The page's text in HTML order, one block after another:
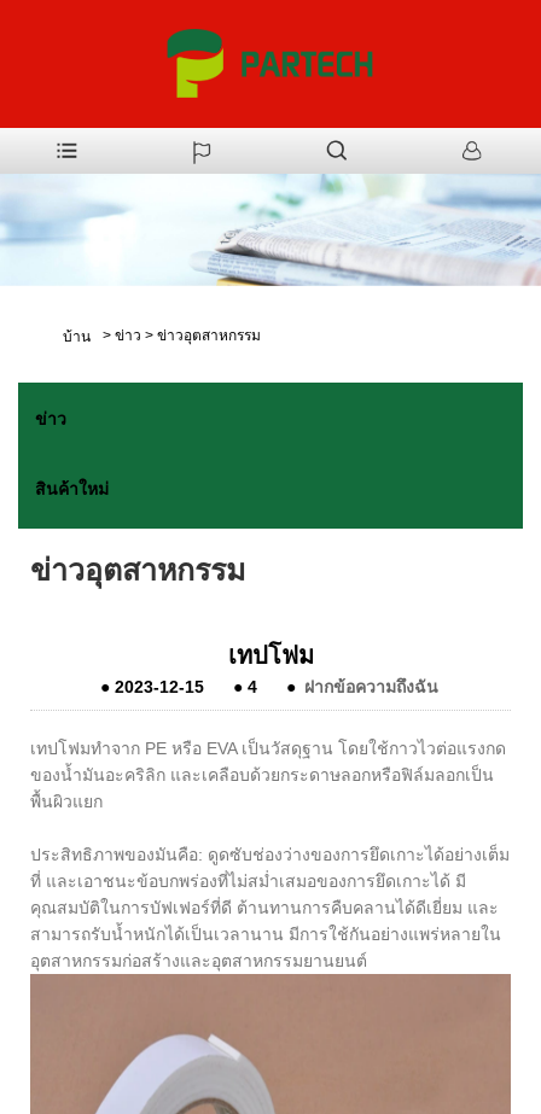
บ้าน > ข่าว > ข่าวอุตสาหกรรม
ข่าว
สินค้าใหม่
ข่าวอุตสาหกรรม
เทปโฟม
● 2023-12-15 ● 4 ● ฝากข้อความถึงฉัน
เทปโฟมทำจาก PE หรือ EVA เป็นวัสดุฐาน โดยใช้กาวไวต่อแรงกด
ของน้ำมันอะคริลิก และเคลือบด้วยกระดาษลอกหรือฟิล์มลอกเป็น
พื้นผิวแยก
ประสิทธิภาพของมันคือ: ดูดซับช่องว่างของการยึดเกาะได้อย่างเต็ม
ที่ และเอาชนะข้อบกพร่องที่ไม่สม่ำเสมอของการยึดเกาะได้ มี
คุณสมบัติในการบัฟเฟอร์ที่ดี ต้านทานการคืบคลานได้ดีเยี่ยม และ
สามารถรับน้ำหนักได้เป็นเวลานาน มีการใช้กันอย่างแพร่หลายใน
อุตสาหกรรมก่อสร้างและอุตสาหกรรมยานยนต์